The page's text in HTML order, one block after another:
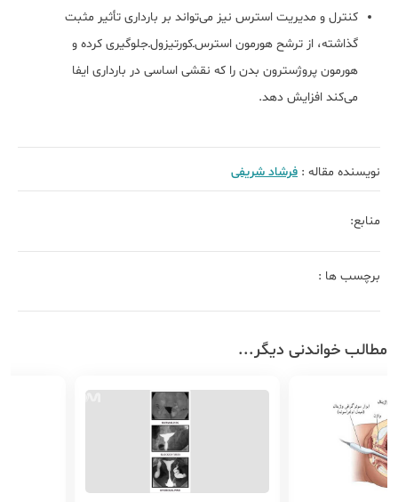
کنترل و مدیریت استرس نیز می‌تواند بر بارداری تأثیر مثبت
گذاشته، از ترشح هورمون استرس‌ـ‌کورتیزول‌ـ‌جلوگیری کرده و
هورمون پروژسترون بدن را که نقشی اساسی در بارداری ایفا
می‌کند افزایش دهد.
نویسنده مقاله : فرشاد شریفی
منابع:
برچسب ها :
مطالب خواندنی دیگر...